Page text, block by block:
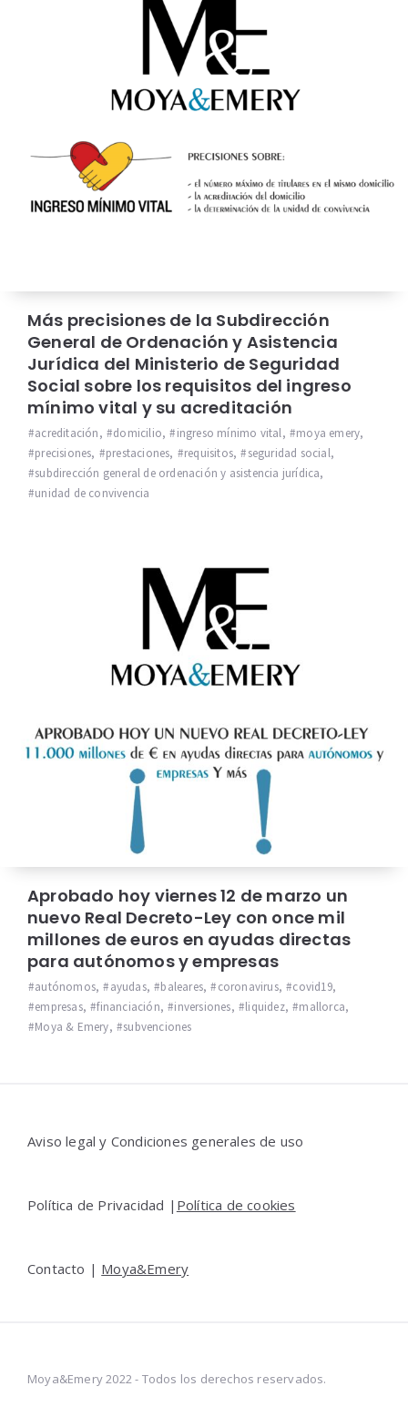
Más precisiones de la Subdirección
General de Ordenación y Asistencia
Jurídica del Ministerio de Seguridad
Social sobre los requisitos del ingreso
mínimo vital y su acreditación
acreditación, domicilio, ingreso mínimo vital, moya emery,
precisiones, prestaciones, requisitos, seguridad social,
subdirección general de ordenación y asistencia jurídica,
unidad de convivencia
Aprobado hoy viernes 12 de marzo un
nuevo Real Decreto-Ley con once mil
millones de euros en ayudas directas
para autónomos y empresas
autónomos, ayudas, baleares, coronavirus, covid19,
empresas, financiación, inversiones, liquidez, mallorca,
Moya & Emery, subvenciones
Widgets
Aviso legal y Condiciones generales de uso
Política de Privacidad | Política de cookies
Contacto | Moya&Emery
Moya&Emery 2022 - Todos los derechos reservados.